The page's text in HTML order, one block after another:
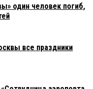
один человек погиб,
все праздники